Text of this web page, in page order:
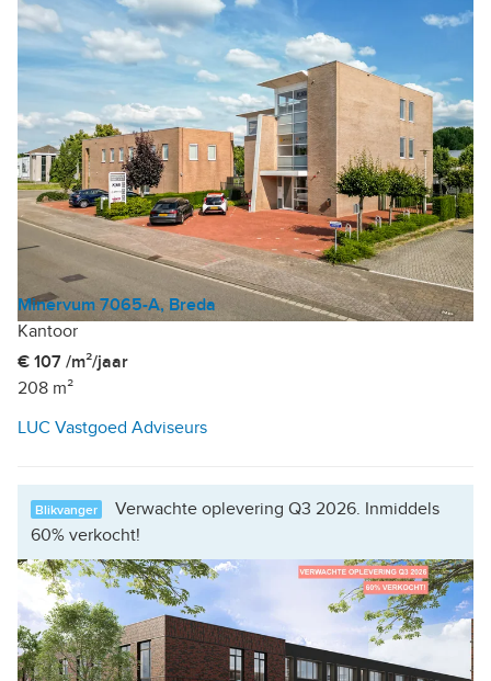
Minervum 7065-A, Breda
Kantoor
€ 107 /m²/jaar
208 m²
LUC Vastgoed Adviseurs
Blikvanger
Verwachte oplevering Q3 2026. Inmiddels
60% verkocht!